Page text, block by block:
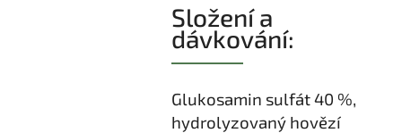
Složení a
dávkování:
Glukosamin sulfát 40 %,
hydrolyzovaný hovězí